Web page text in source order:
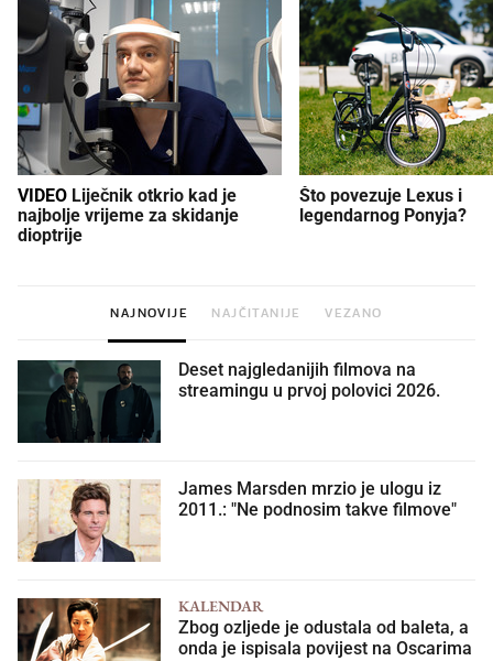
VIDEO
najbolje vrijeme za skidanje
dioptrije
Što povezuje Lexus i
legendarnog Ponyja?
NAJNOVIJE NAJČITANIJE VEZANO
Deset najgledanijih filmova na
streamingu u prvoj polovici 2026.
James Marsden mrzio je ulogu iz
2011.: "Ne podnosim takve filmove"
KALENDAR
Zbog ozljede je odustala od baleta, a
onda je ispisala povijest na Oscarima